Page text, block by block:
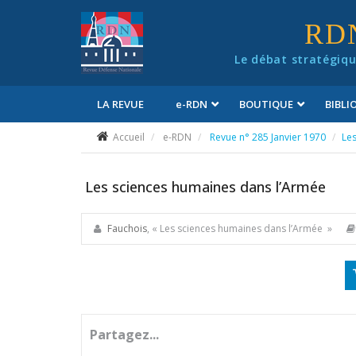
Le débat
LA REVUE e-RDN BOUTIQUE
Accueil e-RDN Revue n° 285 Janvier 1970
Les sciences humaines dans l’Armée
Fauchois, « Les sciences humaines dans l’Armée »
Partagez...